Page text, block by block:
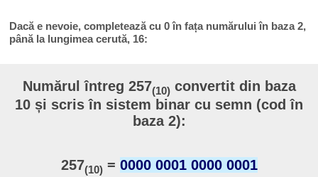
Dacă e nevoie, completează cu 0 în fața numărului în baza 2,
până la lungimea cerută, 16:
Numărul întreg 257(10) convertit din baza
10 și scris în sistem binar cu semn (cod în
baza 2):
257(10) = 0000 0001 0000 0001